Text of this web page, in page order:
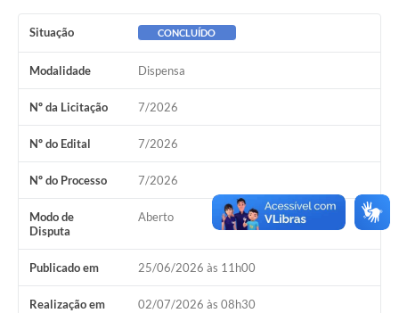
Situação CONCLUÍDO
Modalidade Dispensa
Nº da Licitação 7/2026
Nº do Edital 7/2026
Nº do Processo 7/2026
Modo de
Disputa
Aberto
Publicado em 25/06/2026 às 11h00
Realização em 02/07/2026 às 08h30